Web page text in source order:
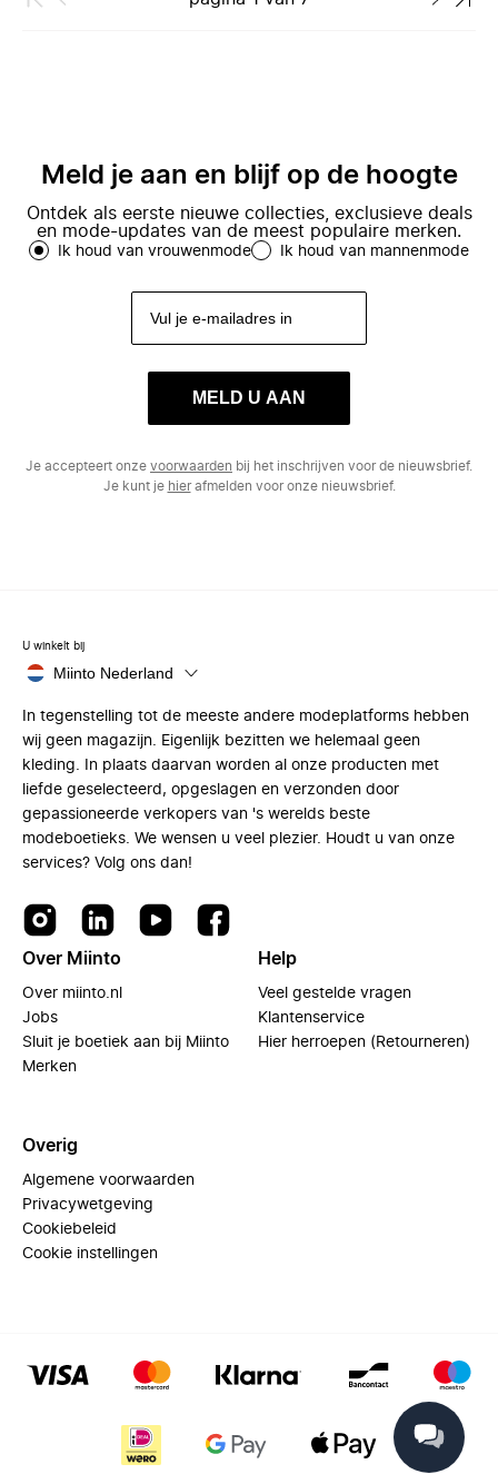
Meld je aan en blijf op de hoogte
Ontdek als eerste nieuwe collecties, exclusieve deals
en mode-updates van de meest populaire merken.
Ik houd van vrouwenmode Ik houd van mannenmode
MELD U AAN
Je accepteert onze voorwaarden bij het inschrijven voor de nieuwsbrief.
Je kunt je hierafmelden voor onze nieuwsbrief.
U winkelt bij
Miinto Nederland
In tegenstelling tot de meeste andere modeplatforms hebben
wij geen magazijn. Eigenlijk bezitten we helemaal geen
kleding. In plaats daarvan worden al onze producten met
liefde geselecteerd, opgeslagen en verzonden door
gepassioneerde verkopers van 's werelds beste
modeboetieks. We wensen u veel plezier. Houdt u van onze
services? Volg ons dan!
Over Miinto
Over miinto.nl
Jobs
Sluit je boetiek aan bij Miinto
Merken
Help
Veel gestelde vragen
Klantenservice
Hier herroepen (Retourneren)
Overig
Algemene voorwaarden
Privacywetgeving
Cookiebeleid
Cookie instellingen